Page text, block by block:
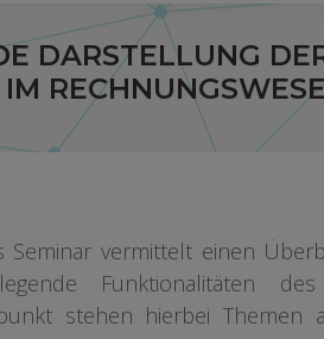
DARSTELLUNG
Seminar vermittelt einen
Funktionalitäten
stehen hierbei Themen